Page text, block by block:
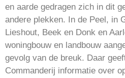
en aarde gedragen zich in dit
andere plekken. In de Peel, in
Lieshout, Beek en Donk en
woningbouw en landbouw
gevolg van de breuk. Daar
Commanderij informatie over